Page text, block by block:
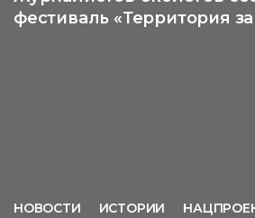
фестиваль «Территория
НОВОСТИ ИСТОРИИ